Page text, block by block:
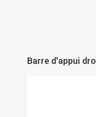
Barre d'appui